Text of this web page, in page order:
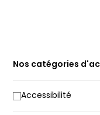
Nos catégories
Accessibilité